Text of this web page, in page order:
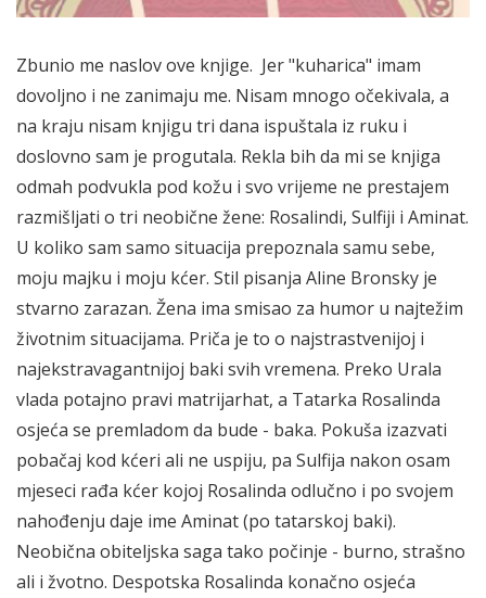
Zbunio me naslov ove knjige. Jer "kuharica" imam
dovoljno i ne zanimaju me. Nisam mnogo očekivala, a
na kraju nisam knjigu tri dana ispuštala iz ruku i
doslovno sam je progutala. Rekla bih da mi se knjiga
odmah podvukla pod kožu i svo vrijeme ne prestajem
razmišljati o tri neobične žene: Rosalindi, Sulfiji i Aminat.
U koliko sam samo situacija prepoznala samu sebe,
moju majku i moju kćer. Stil pisanja Aline Bronsky je
stvarno zarazan. Žena ima smisao za humor u najtežim
životnim situacijama. Priča je to o najstrastvenijoj i
najekstravagantnijoj baki svih vremena. Preko Urala
vlada potajno pravi matrijarhat, a Tatarka Rosalinda
osjeća se premladom da bude - baka. Pokuša izazvati
pobačaj kod kćeri ali ne uspiju, pa Sulfija nakon osam
mjeseci rađa kćer kojoj Rosalinda odlučno i po svojem
nahođenju daje ime Aminat (po tatarskoj baki).
Neobična obiteljska saga tako počinje - burno, strašno
ali i žvotno. Despotska Rosalinda konačno osjeća